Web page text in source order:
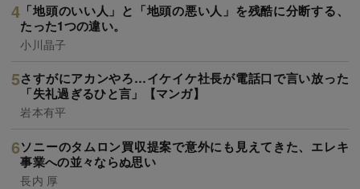
「地頭のいい人」と「地頭の悪い人」を残酷に分断する、
たった1つの違い。
小川晶子
さすがにアカンやろ…イケイケ社長が電話口で言い放った
「失礼過ぎるひと言」【マンガ】
岩本有平
ソニーのタムロン買収提案で意外にも見えてきた、エレキ
事業への並々ならぬ思い
長内 厚